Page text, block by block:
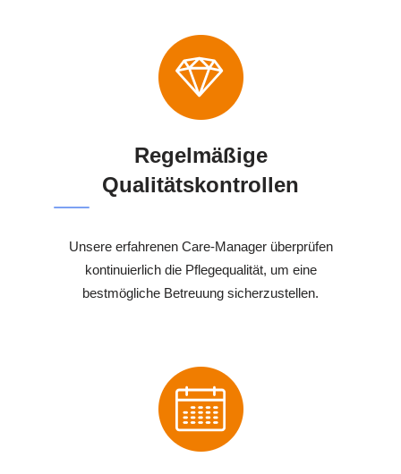
Regelmäßige
Qualitätskontrollen
Unsere erfahrenen Care-Manager überprüfen
kontinuierlich die Pflegequalität, um eine
bestmögliche Betreuung sicherzustellen.